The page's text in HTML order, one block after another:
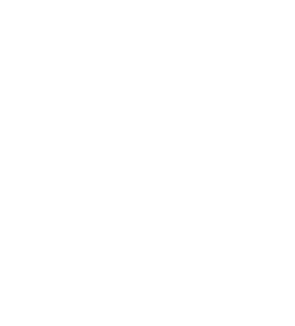
označení pater bylo pro nás matoucí a
není pitná voda, tak by mohli dávat na